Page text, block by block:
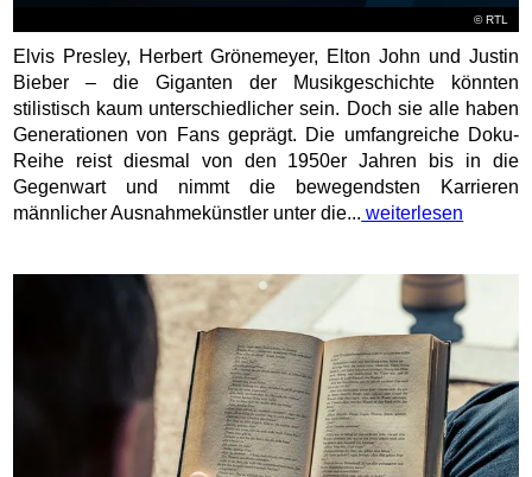
©RTL
Elvis Presley, Herbert Grönemeyer, Elton John und Justin
Bieber – die Giganten der Musikgeschichte könnten
stilistisch kaum unterschiedlicher sein. Doch sie alle haben
Generationen von Fans geprägt. Die umfangreiche Doku-
Reihe reist diesmal von den 1950er Jahren bis in die
Gegenwart und nimmt die bewegendsten Karrieren
männlicher Ausnahmekünstler unter die... weiterlesen